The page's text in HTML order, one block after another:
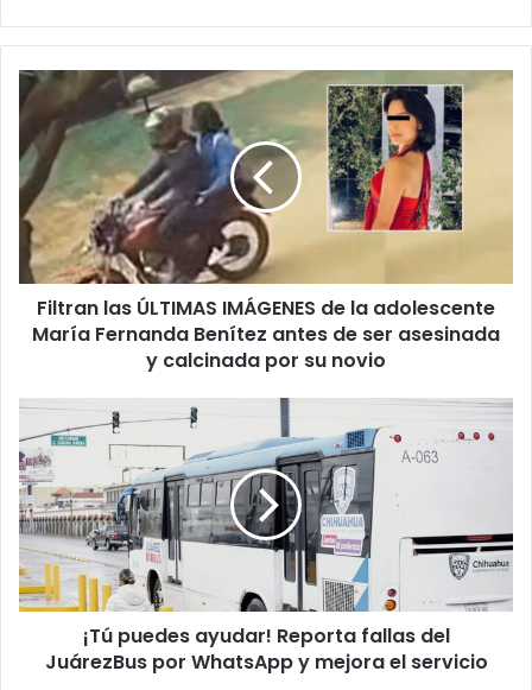
Filtran
las
ÚLTIMAS
IMÁGENES
de
la
adolescente
María
Fernanda
Benítez
antes
asesinada
calcinada
por
su
novio
Filtran las ÚLTIMAS IMÁGENES de la adolescente
María Fernanda Benítez antes de ser asesinada
y calcinada por su novio
¡Tú
puedes
ayudar!
Reporta
fallas
del
JuárezBus
por
WhatsApp
mejora
¡Tú puedes ayudar! Reporta fallas del
JuárezBus por WhatsApp y mejora el servicio